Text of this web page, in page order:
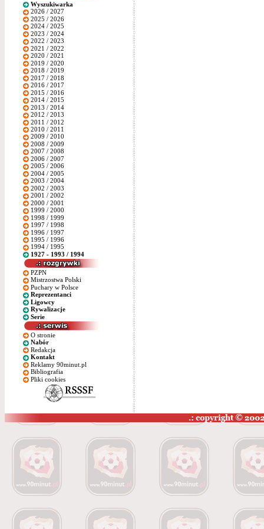
Wyszukiwarka
2026 / 2027
2025 / 2026
2024 / 2025
2023 / 2024
2022 / 2023
2021 / 2022
2020 / 2021
2019 / 2020
2018 / 2019
2017 / 2018
2016 / 2017
2015 / 2016
2014 / 2015
2013 / 2014
2012 / 2013
2011 / 2012
2010 / 2011
2009 / 2010
2008 / 2009
2007 / 2008
2006 / 2007
2005 / 2006
2004 / 2005
2003 / 2004
2002 / 2003
2001 / 2002
2000 / 2001
1999 / 2000
1998 / 1999
1997 / 1998
1996 / 1997
1995 / 1996
1994 / 1995
1927 - 1993 / 1994
PZPN
Mistrzostwa Polski
Puchary w Polsce
Reprezentanci
Ligowcy
Rywalizacje
Serie
O stronie
Nabór
Redakcja
Kontakt
Reklamy 90minut.pl
Bibliografia
Pliki cookies